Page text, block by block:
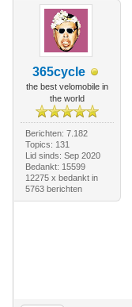
365cycle
the best velomobile in
the world
Berichten: 7.182
Topics: 131
Lid sinds: Sep 2020
Bedankt: 15599
12275 x bedankt in
5763 berichten